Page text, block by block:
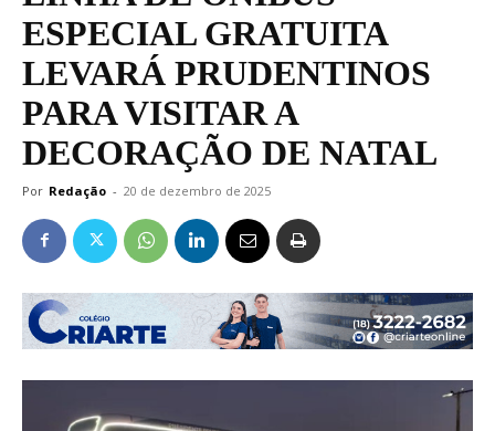
ESPECIAL GRATUITA
LEVARÁ PRUDENTINOS
PARA VISITAR A
DECORAÇÃO DE NATAL
Por Redação - 20 de dezembro de 2025